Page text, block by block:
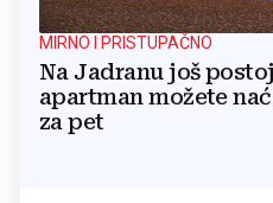
MIRNO I PRISTUPAČNO
Na Jadranu još
apartman možete
za pet